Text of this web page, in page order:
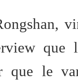
que
que le